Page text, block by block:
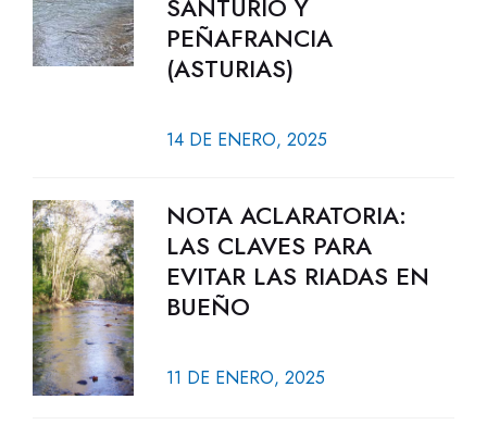
SANTURIO Y
PEÑAFRANCIA
(ASTURIAS)
14 DE ENERO, 2025
NOTA ACLARATORIA:
LAS CLAVES PARA
EVITAR LAS RIADAS EN
BUEÑO
11 DE ENERO, 2025